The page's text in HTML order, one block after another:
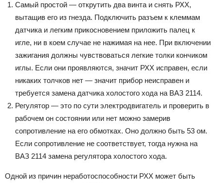
Самый простой — открутить два винта и снять РХХ,
вытащив его из гнезда. Подключить разъем к клеммам
датчика и легким прикосновением приложить палец к
игле, ни в коем случае не нажимая на нее. При включении
зажигания должны чувствоваться легкие толки кончиком
иглы. Если они проявляются, значит РХХ исправен, если
никаких толчков нет — значит прибор неисправен и
требуется замена датчика холостого хода на ВАЗ 2114.
Регулятор — это по сути электродвигатель и проверить в
рабочем он состоянии или нет можно замерив
сопротивление на его обмотках. Оно должно быть 53 ом.
Если сопротивление не соответствует, тогда нужна на
ВАЗ 2114 замена регулятора холостого хода.
Одной из причин неработоспособности РХХ может быть